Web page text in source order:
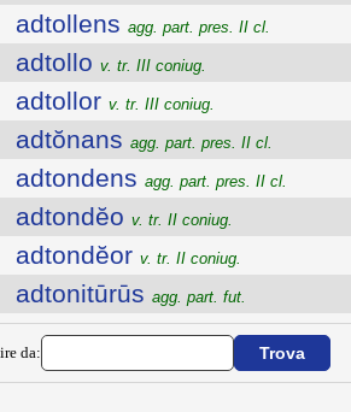
adtollens agg. part. pres. II cl.
adtollo v. tr. III coniug.
adtollor v. tr. III coniug.
adtŏnans agg. part. pres. II cl.
adtondens agg. part. pres. II cl.
adtondĕo v. tr. II coniug.
adtondĕor v. tr. II coniug.
adtonitūrūs agg. part. fut.
da: